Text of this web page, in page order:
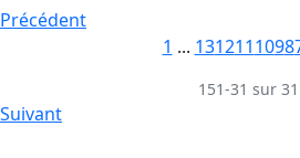
Précédent
1 ... 1312111098
151-31 sur 31
Suivant